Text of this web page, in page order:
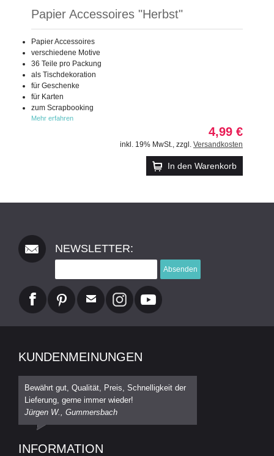
Papier Accessoires "Herbst"
Papier Accessoires
verschiedene Motive
36 Teile pro Packung
als Tischdekoration
für Geschenke
für Karten
zum Scrapbooking
Mehr erfahren
4,99 €
inkl. 19% MwSt. zzgl. Versandkosten
In den Warenkorb
NEWSLETTER:
Absenden
KUNDENMEINUNGEN
Bewährt gut, Qualität, Preis, Schnelligkeit der
Lieferung, gerne immer wieder!
Jürgen W., Gummersbach
INFORMATION